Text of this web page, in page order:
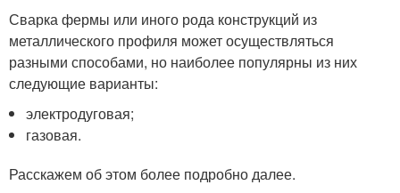
Сварка фермы или иного рода конструкций из
металлического профиля может осуществляться
разными способами, но наиболее популярны из них
следующие варианты:
электродуговая;
газовая.
Расскажем об этом более подробно далее.